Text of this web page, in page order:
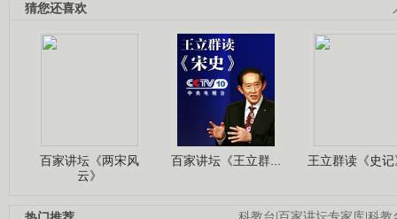
猜您还喜欢
百家讲坛《两宋风
云》
百家讲坛《王立群... 王立群读《史